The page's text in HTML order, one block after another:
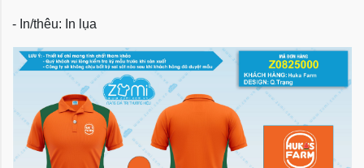
- In/thêu: In lụa